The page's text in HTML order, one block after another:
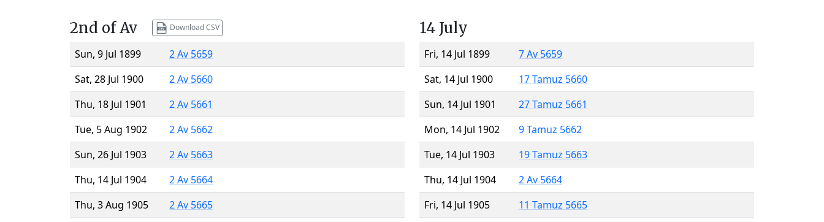
2nd of Av Download CSV
Sun, 9 Jul 1899
2 Av 5659
Sat, 28 Jul 1900
2 Av 5660
Thu, 18 Jul 1901
2 Av 5661
Tue, 5 Aug 1902
2 Av 5662
Sun, 26 Jul 1903
2 Av 5663
Thu, 14 Jul 1904
2 Av 5664
Thu, 3 Aug 1905
2 Av 5665
14 July
Fri, 14 Jul 1899
7 Av 5659
Sat, 14 Jul 1900
17 Tamuz 5660
Sun, 14 Jul 1901
27 Tamuz 5661
Mon, 14 Jul 1902
9 Tamuz 5662
Tue, 14 Jul 1903
19 Tamuz 5663
Thu, 14 Jul 1904
2 Av 5664
Fri, 14 Jul 1905
11 Tamuz 5665